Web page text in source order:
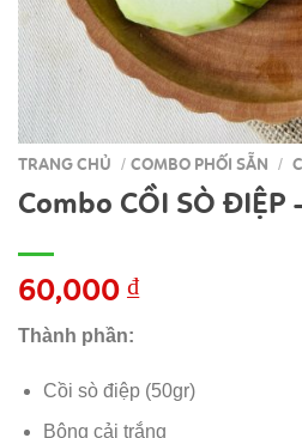
TRANG CHỦ / COMBO PHỐI SẴN /
Combo CỒI SÒ ĐIỆP
60,000 ₫
Thành phần:
Cồi sò điệp (50gr)
Bông cải trắng